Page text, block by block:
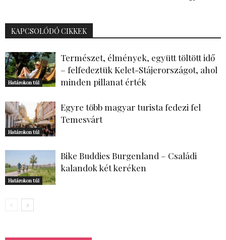
KAPCSOLÓDÓ CIKKEK
Határokon túl
Természet, élmények, együtt töltött idő
– felfedeztük Kelet-Stájerországot, ahol
minden pillanat érték
Határokon túl
Egyre több magyar turista fedezi fel
Temesvárt
Határokon túl
Bike Buddies Burgenland – Családi
kalandok két keréken